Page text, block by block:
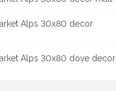
Alps 30х80 decor
Alps 30x80 dove decor